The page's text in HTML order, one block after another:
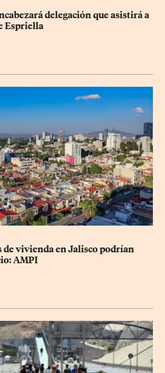
delegación que asistirá a
Espriella
de vivienda en Jalisco podrían
AMPI